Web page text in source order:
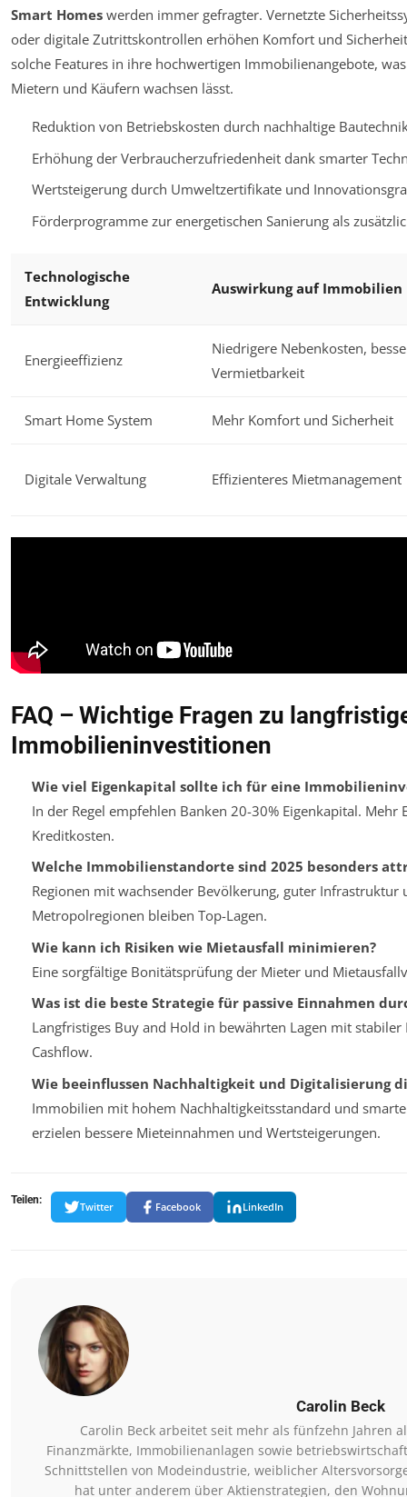
Smart Homes werden immer gefragter. Vernetzte
oder digitale Zutrittskontrollen erhöhen Komfort und
solche Features in ihre hochwertigen Immobilienangebote,
Mietern und Käufern wachsen lässt.
Reduktion von Betriebskosten durch nachhaltige
Erhöhung der Verbraucherzufriedenheit dank smarter
Wertsteigerung durch Umweltzertifikate und
Förderprogramme zur energetischen Sanierung als
Technologische
Entwicklung
Auswirkung auf Immobilien
Energieeffizienz
Niedrigere Nebenkosten,
Vermietbarkeit
Smart Home System Mehr Komfort und Sicherheit
Digitale Verwaltung Effizienteres Mietmanagement
FAQ – Wichtige Fragen zu
Immobilieninvestitionen
Wie viel Eigenkapital sollte ich für eine
In der Regel empfehlen Banken 20-30% Eigenkapital. Mehr
Kreditkosten.
Welche Immobilienstandorte sind 2025 besonders
Regionen mit wachsender Bevölkerung, guter
Metropolregionen bleiben Top-Lagen.
Wie kann ich Risiken wie Mietausfall minimieren?
Eine sorgfältige Bonitätsprüfung der Mieter und
Was ist die beste Strategie für passive Einnahmen
Langfristiges Buy and Hold in bewährten Lagen mit
Cashflow.
Wie beeinflussen Nachhaltigkeit und Digitalisierung
Immobilien mit hohem Nachhaltigkeitsstandard und
erzielen bessere Mieteinnahmen und Wertsteigerungen.
Teilen:
Twitter Facebook LinkedIn
Carolin Beck
Carolin Beck arbeitet seit mehr als fünfzehn Jahren
Finanzmärkte, Immobilienanlagen sowie
Schnittstellen von Modeindustrie, weiblicher
hat unter anderem über Aktienstrategien, den